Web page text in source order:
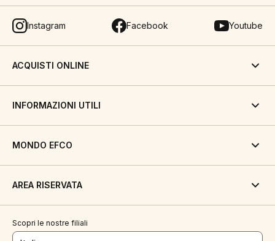
Instagram Facebook Youtube
ACQUISTI ONLINE
INFORMAZIONI UTILI
MONDO EFCO
AREA RISERVATA
Scopri le nostre filiali